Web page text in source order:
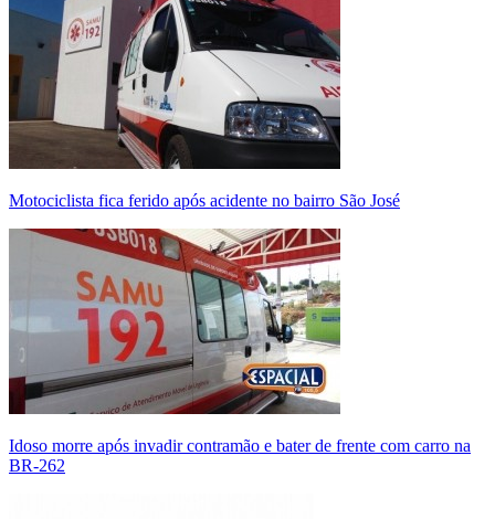
Motociclista fica ferido após acidente no bairro São José
Idoso morre após invadir contramão e bater de frente com carro na
BR-262